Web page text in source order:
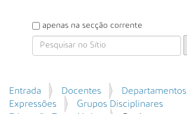
P
e
i
s
apenas na secção corrente
P
e
s
Entrada Docentes
Departamentos
Expressões
Grupos Disciplinares